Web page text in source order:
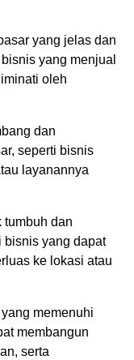
yang jelas dan
yang menjual
oleh
dan
seperti bisnis
layanannya
tumbuh dan
bisnis yang dapat
ke lokasi atau
memenuhi
membangun
serta